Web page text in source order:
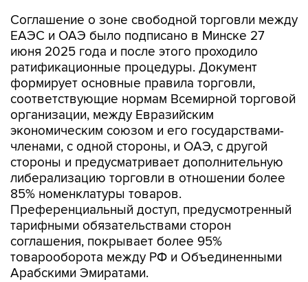
Соглашение о зоне свободной торговли между
ЕАЭС и ОАЭ было подписано в Минске 27
июня 2025 года и после этого проходило
ратификационные процедуры. Документ
формирует основные правила торговли,
соответствующие нормам Всемирной торговой
организации, между Евразийским
экономическим союзом и его государствами-
членами, с одной стороны, и ОАЭ, с другой
стороны и предусматривает дополнительную
либерализацию торговли в отношении более
85% номенклатуры товаров.
Преференциальный доступ, предусмотренный
тарифными обязательствами сторон
соглашения, покрывает более 95%
товарооборота между РФ и Объединенными
Арабскими Эмиратами.